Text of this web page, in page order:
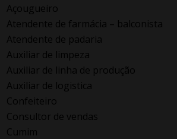
Açougueiro
Atendente de farmácia – balconista
Atendente de padaria
Auxiliar de limpeza
Auxiliar de linha de produção
Auxiliar de logistica
Confeiteiro
Consultor de vendas
Cumim